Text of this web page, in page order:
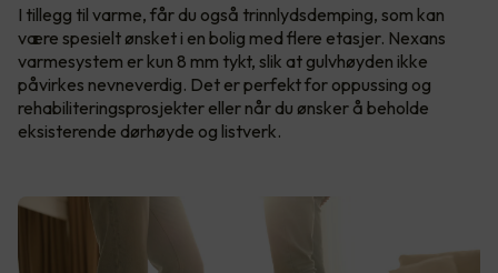
I tillegg til varme, får du også trinnlydsdemping, som kan
være spesielt ønsket i en bolig med flere etasjer. Nexans
varmesystem er kun 8 mm tykt, slik at gulvhøyden ikke
påvirkes nevneverdig. Det er perfekt for oppussing og
rehabiliteringsprosjekter eller når du ønsker å beholde
eksisterende dørhøyde og listverk.